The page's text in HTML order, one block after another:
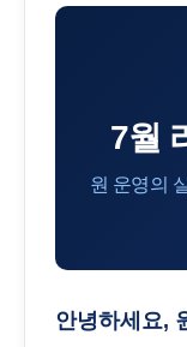
7월
원 운영의
안녕하세요,